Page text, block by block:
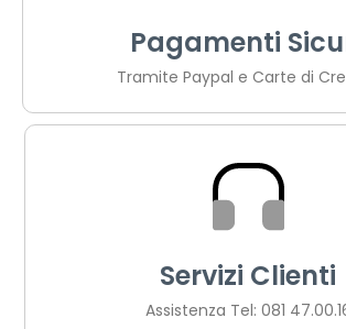
Pagamenti
Tramite Paypal e Carte di
Servizi Clienti
Assistenza Tel: 081